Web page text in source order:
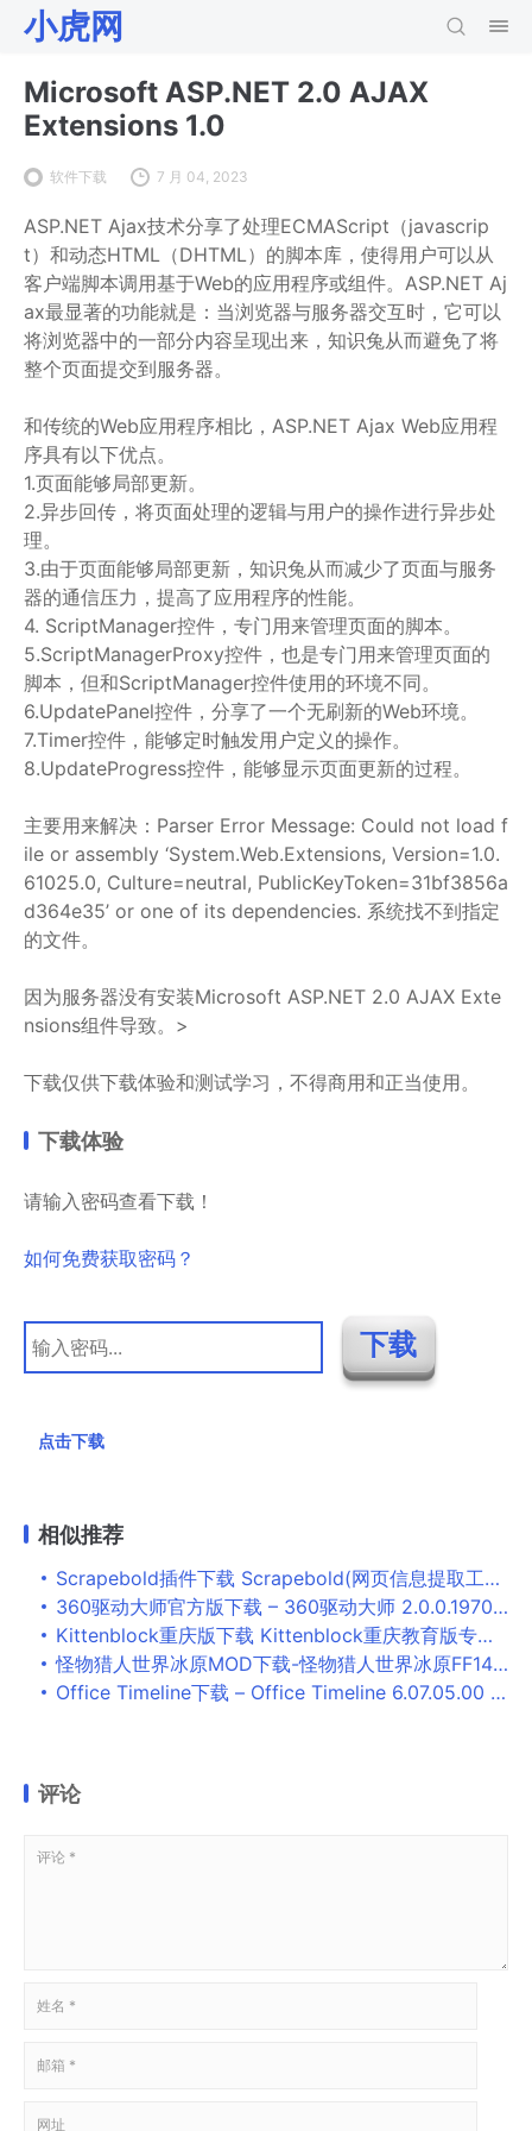
小虎网
Microsoft ASP.NET 2.0 AJAX
Extensions 1.0
软件下载 7 月 04, 2023
ASP.NET Ajax技术分享了处理ECMAScript（javascrip
t）和动态HTML（DHTML）的脚本库，使得用户可以从
客户端脚本调用基于Web的应用程序或组件。ASP.NET Aj
ax最显著的功能就是：当浏览器与服务器交互时，它可以
将浏览器中的一部分内容呈现出来，知识兔从而避免了将
整个页面提交到服务器。
和传统的Web应用程序相比，ASP.NET Ajax Web应用程
序具有以下优点。
1.页面能够局部更新。
2.异步回传，将页面处理的逻辑与用户的操作进行异步处
理。
3.由于页面能够局部更新，知识兔从而减少了页面与服务
器的通信压力，提高了应用程序的性能。
4. ScriptManager控件，专门用来管理页面的脚本。
5.ScriptManagerProxy控件，也是专门用来管理页面的
脚本，但和ScriptManager控件使用的环境不同。
6.UpdatePanel控件，分享了一个无刷新的Web环境。
7.Timer控件，能够定时触发用户定义的操作。
8.UpdateProgress控件，能够显示页面更新的过程。
主要用来解决：Parser Error Message: Could not load f
ile or assembly ‘System.Web.Extensions, Version=1.0.
61025.0, Culture=neutral, PublicKeyToken=31bf3856a
d364e35’ or one of its dependencies. 系统找不到指定
的文件。
因为服务器没有安装Microsoft ASP.NET 2.0 AJAX Exte
nsions组件导致。>
下载仅供下载体验和测试学习，不得商用和正当使用。
下载体验
请输入密码查看下载！
如何免费获取密码？
点击下载
相似推荐
Scrapebold插件下载 Scrapebold(网页信息提取工具) v0.1.9 免费安装版 附安装说明
360驱动大师官方版下载 – 360驱动大师 2.0.0.1970 网卡版
Kittenblock重庆版下载 Kittenblock重庆教育版专用(机器人编程软件) v1.8.6 免费安装版
怪物猎人世界冰原MOD下载-怪物猎人世界冰原FF14天羽羽斩MOD
Office Timeline下载 – Office Timeline 6.07.05.00 破解版
评论